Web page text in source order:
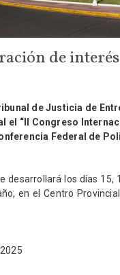
de
de Justicia de
el “II Congreso
Federal de
desarrollará los días 15,
en el Centro